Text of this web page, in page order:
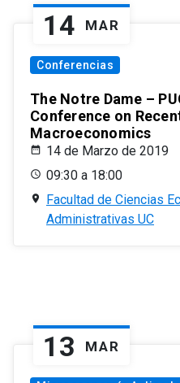
14 MAR
Conferencias
The Notre Dame –
Conference on
Macroeconomics
14 de Marzo de 2019
09:30 a 18:00
Facultad de Ciencias
Administrativas UC
13 MAR